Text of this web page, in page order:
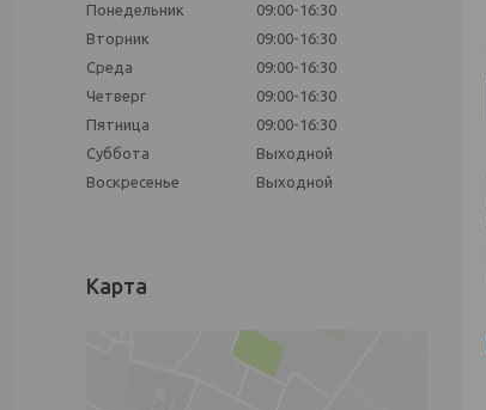
Понедельник
09:00-16:30
Вторник
09:00-16:30
Среда
09:00-16:30
Четверг
09:00-16:30
Пятница
09:00-16:30
Суббота
Выходной
Воскресенье
Выходной
Карта